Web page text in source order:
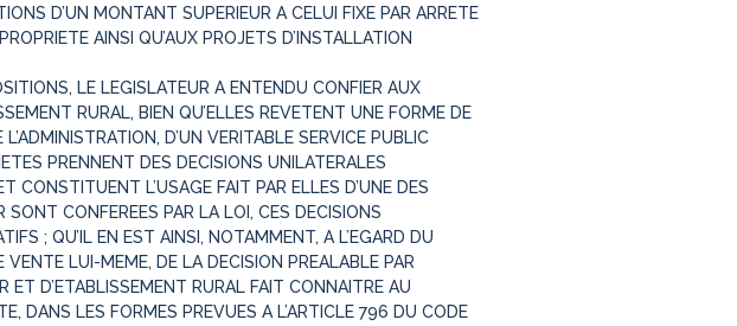
D’UN MONTANT SUPERIEUR A CELUI FIXE PAR ARRETE
AINSI QU’AUX PROJETS D’INSTALLATION
LE LEGISLATEUR A ENTENDU CONFIER AUX
RURAL, BIEN QU’ELLES REVETENT UNE FORME DE
D’UN VERITABLE SERVICE PUBLIC
PRENNENT DES DECISIONS UNILATERALES
CONSTITUENT L’USAGE FAIT PAR ELLES D’UNE DES
CONFEREES PAR LA LOI, CES DECISIONS
; QU’IL EN EST AINSI, NOTAMMENT, A L’EGARD DU
VENTE LUI-MEME, DE LA DECISION PREALABLE PAR
ET D’ETABLISSEMENT RURAL FAIT CONNAITRE AU
DANS LES FORMES PREVUES A L’ARTICLE 796 DU CODE